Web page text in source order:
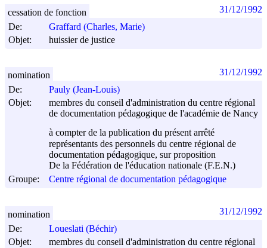
De:
Graffard (Charles, Marie)
Objet:
huissier de justice
cessation de fonction 31/12/1992
De:
Pauly (Jean-Louis)
Objet:
membres du conseil d'administration du centre régional
de documentation pédagogique de l'académie de Nancy
à compter de la publication du présent arrêté
représentants des personnels du centre régional de
documentation pédagogique, sur proposition
De la Fédération de l'éducation nationale (F.E.N.)
Groupe:
Centre régional de documentation pédagogique
nomination 31/12/1992
De:
Loueslati (Béchir)
Objet:
membres du conseil d'administration du centre régional
nomination 31/12/1992